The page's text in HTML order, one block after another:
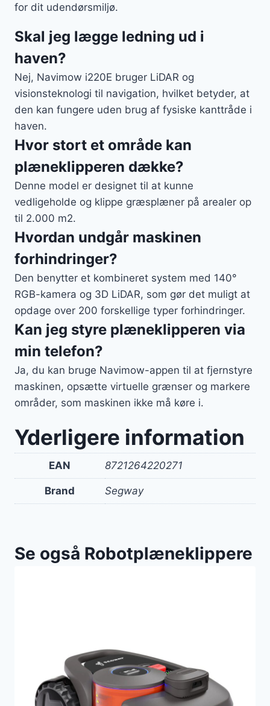
for dit udendørsmiljø.
Skal jeg lægge ledning ud i
haven?
Nej, Navimow i220E bruger LiDAR og
visionsteknologi til navigation, hvilket betyder, at
den kan fungere uden brug af fysiske kanttråde i
haven.
Hvor stort et område kan
plæneklipperen dække?
Denne model er designet til at kunne
vedligeholde og klippe græsplæner på arealer op
til 2.000 m2.
Hvordan undgår maskinen
forhindringer?
Den benytter et kombineret system med 140°
RGB-kamera og 3D LiDAR, som gør det muligt at
opdage over 200 forskellige typer forhindringer.
Kan jeg styre plæneklipperen via
min telefon?
Ja, du kan bruge Navimow-appen til at fjernstyre
maskinen, opsætte virtuelle grænser og markere
områder, som maskinen ikke må køre i.
Yderligere information
EAN 8721264220271
Brand Segway
Se også Robotplæneklippere